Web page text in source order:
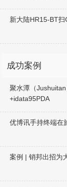
新大陆HR15-BT
成功案例
聚水潭（
+idata95PDA
优博讯手持终端在
案例 | 销邦出招为